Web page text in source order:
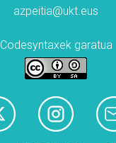
azpeitia@ukt.eus
Codesyntaxek garatua